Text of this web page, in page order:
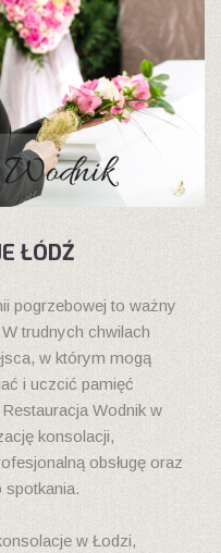
ŁÓDŹ
pogrzebowej to ważny
trudnych chwilach
w którym mogą
i uczcić pamięć
Wodnik w
konsolacji,
obsługę oraz
spotkania.
w Łodzi,